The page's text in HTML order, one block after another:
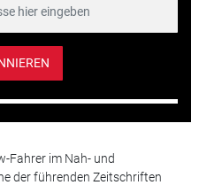
Fahrer im Nah- und
der führenden Zeitschriften